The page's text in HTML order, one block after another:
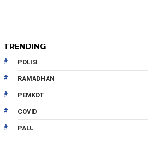
TRENDING
POLISI
RAMADHAN
PEMKOT
COVID
PALU